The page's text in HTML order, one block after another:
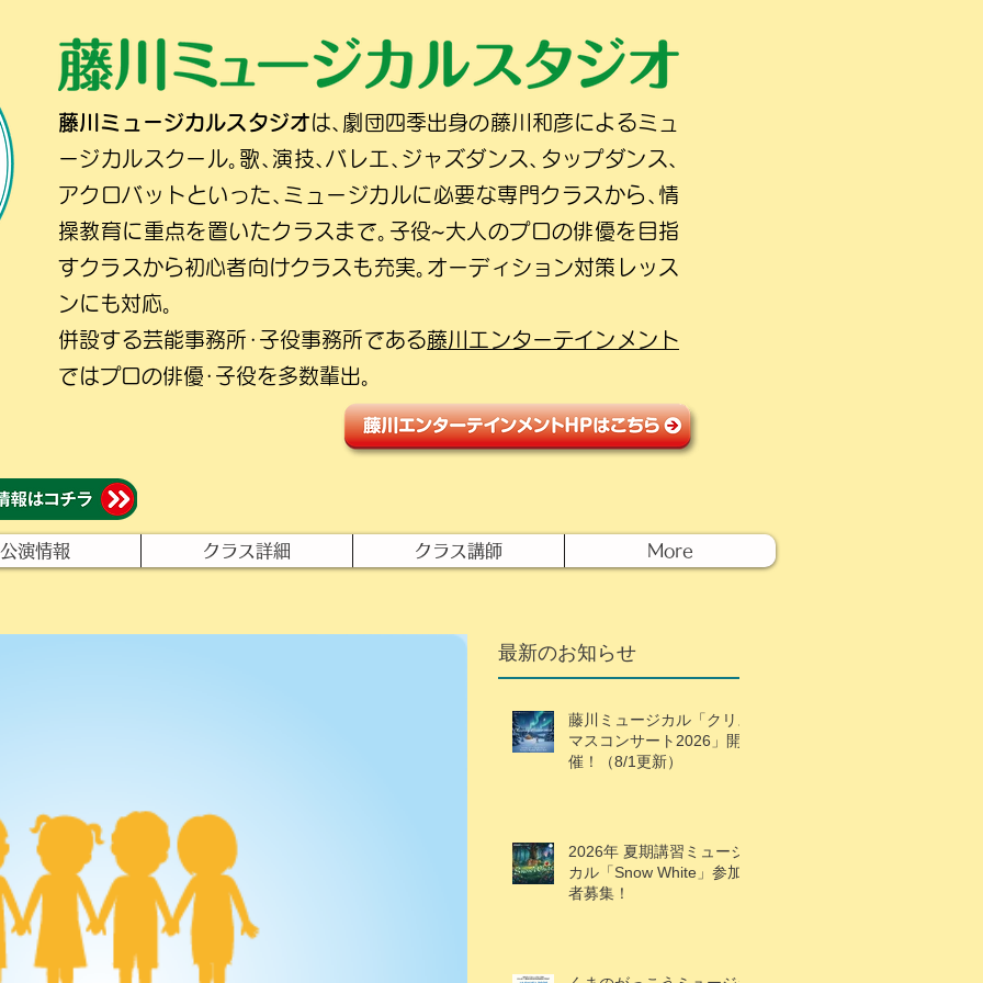
藤川ミュージカルスタジオは､劇団四季出身の藤川和彦によるミュ
ージカルスクール｡歌､演技､バレエ､ジャズダンス､タップダンス､
アクロバットといった､ミュージカルに必要な専門クラスから､情
操教育に重点を置いたクラスまで｡子役~大人のプロの俳優を目指
すクラスから初心者向けクラスも充実｡オーディション対策レッス
ンにも対応｡
併設する芸能事務所･子役事務所である藤川エンターテインメント
ではプロの俳優･子役を多数輩出｡
公演情報 クラス詳細 クラス講師 More
最新のお知らせ
藤川ミュージカル「クリス
マスコンサート2026」開
催！（8/1更新）
2026年 夏期講習ミュージ
カル「Snow White」参加
者募集！